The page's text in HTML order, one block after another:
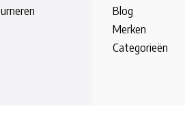
Blog
Merken
Categorieën